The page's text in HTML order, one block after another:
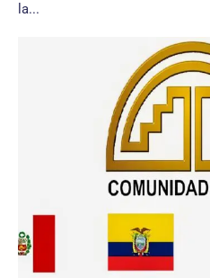
la...